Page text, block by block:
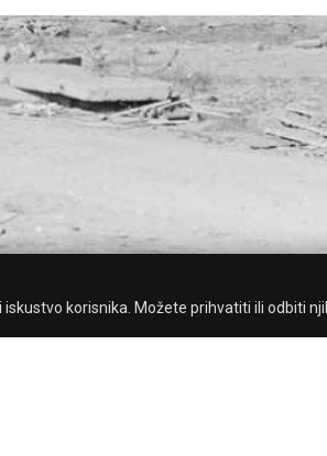
korisnika. Možete prihvatiti ili odbiti